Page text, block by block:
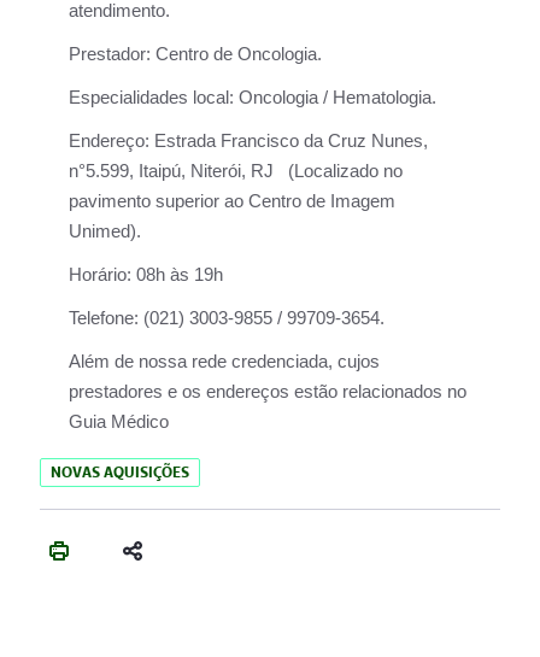
atendimento.
Prestador: Centro de Oncologia.
Especialidades local: Oncologia / Hematologia.
Endereço: Estrada Francisco da Cruz Nunes,
n°5.599, Itaipú, Niterói, RJ (Localizado no
pavimento superior ao Centro de Imagem
Unimed).
Horário: 08h às 19h
Telefone: (021) 3003-9855 / 99709-3654.
Além de nossa rede credenciada, cujos
prestadores e os endereços estão relacionados no
Guia Médico
NOVAS AQUISIÇÕES